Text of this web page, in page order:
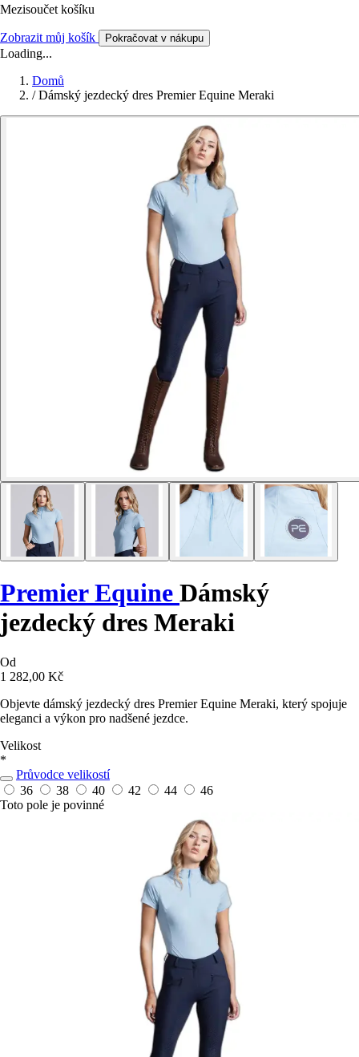
Mezisoučet košíku
Zobrazit můj košík Pokračovat v nákupu
Loading...
Domů
/ Dámský jezdecký dres Premier Equine Meraki
Premier Equine Dámský
jezdecký dres Meraki
Od
1 282,00 Kč
Objevte dámský jezdecký dres Premier Equine Meraki, který spojuje
eleganci a výkon pro nadšené jezdce.
Velikost
*
Průvodce velikostí
36
38 40 42 44
46
Toto pole je povinné